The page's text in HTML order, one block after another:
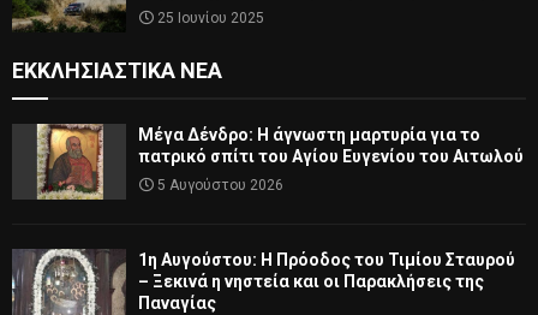
25 Ιουνίου 2025
ΕΚΚΛΗΣΙΑΣΤΙΚΆ ΝΈΑ
Μέγα Δένδρο: Η άγνωστη μαρτυρία για το
πατρικό σπίτι του Αγίου Ευγενίου του Αιτωλού
5 Αυγούστου 2026
1η Αυγούστου: Η Πρόοδος του Τιμίου Σταυρού
– Ξεκινά η νηστεία και οι Παρακλήσεις της
Παναγίας